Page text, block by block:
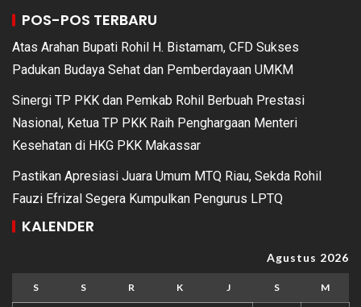
POS-POS TERBARU
Atas Arahan Bupati Rohil H. Bistamam, CFD Sukses
Padukan Budaya Sehat dan Pemberdayaan UMKM
Sinergi TP PKK dan Pemkab Rohil Berbuah Prestasi
Nasional, Ketua TP PKK Raih Penghargaan Menteri
Kesehatan di HKG PKK Makassar
Pastikan Apresiasi Juara Umum MTQ Riau, Sekda Rohil
Fauzi Efrizal Segera Kumpulkan Pengurus LPTQ
KALENDER
Agustus 2026
S S R K J S M